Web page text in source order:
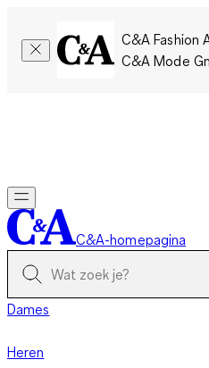
C&A Fashion
C&A Mode
C&A-homepagina
Dames
Heren